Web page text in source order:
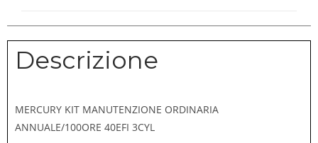
Descrizione
MERCURY KIT MANUTENZIONE ORDINARIA
ANNUALE/100ORE 40EFI 3CYL